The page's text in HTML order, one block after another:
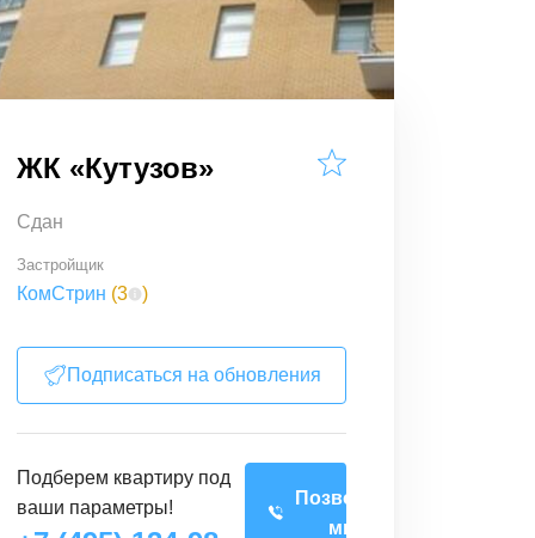
ЖК «Кутузов»
Сдан
Застройщик
КомСтрин (3 )
Подберем квартиру под
ваши параметры!
Позвоните
мне
Подписаться на обновления